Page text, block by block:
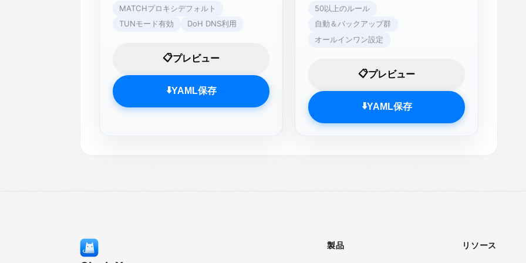
MATCHプロキシデフォルト
TUNモード有効
DoH DNS利用
📋プレビュー
⬇️YAML保存
50以上のルール
自動＆バックアップ群
オールインワン設定
📋プレビュー
⬇️YAML保存
製品 リソース